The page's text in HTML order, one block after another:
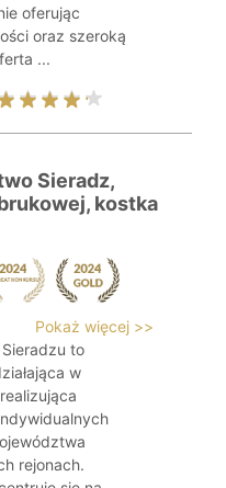
oferując
oraz szeroką
...
Sieradz,
kostka
Pokaż więcej >>
to
w
rejonach.